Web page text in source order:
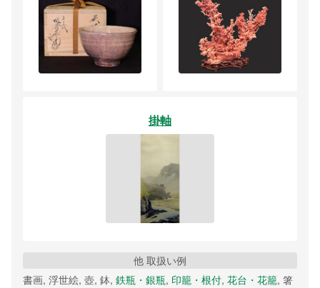
掛軸
他 取扱い例
書画, 浮世絵, 壺, 鉢, 鉄瓶・銀瓶, 印籠・根付, 花台・花籠, 箸